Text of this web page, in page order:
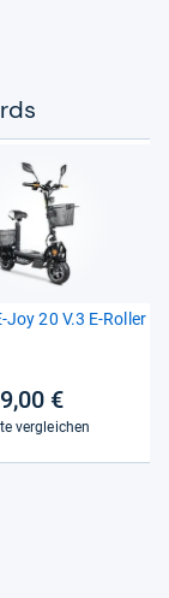
​Joy 20 V.3 E-​Rol­ler
€
vergleichen